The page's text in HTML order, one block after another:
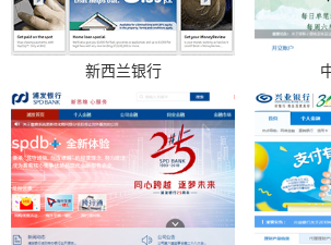
新西兰银行